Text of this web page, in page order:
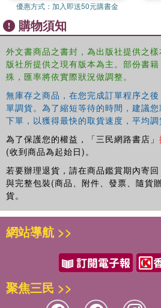
優惠方式： 加入即送50元購書金
購物須知
外文書商品之書封，為出版社提供之
版社所提供之現有版本為主。部份書
殊，匯率將依實際狀況做調整。
無庫存之商品，在您完成訂單程序之
單調貨。為了縮短等待的時間，建議
下單，以獲得最快的取貨速度，平均調
為了保護您的權益，「三民網路書店」
(收到商品為起始日)。
若要辦理退貨，請在商品鑑賞期內寄
與完整包裝(商品、附件、發票、隨貨
貨。
網站導航 >>
聚焦三民 >>